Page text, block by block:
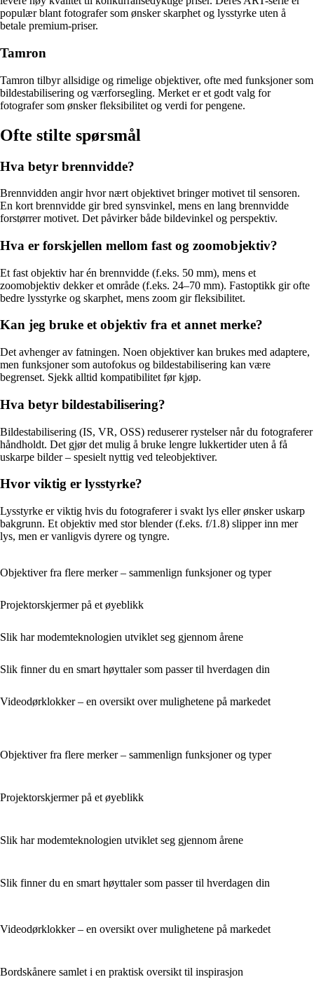
populær blant fotografer som ønsker skarphet og lysstyrke uten å
betale premium-priser.
Tamron
Tamron tilbyr allsidige og rimelige objektiver, ofte med funksjoner som
bildestabilisering og værforsegling. Merket er et godt valg for
fotografer som ønsker fleksibilitet og verdi for pengene.
Ofte stilte spørsmål
Hva betyr brennvidde?
Brennvidden angir hvor nært objektivet bringer motivet til sensoren.
En kort brennvidde gir bred synsvinkel, mens en lang brennvidde
forstørrer motivet. Det påvirker både bildevinkel og perspektiv.
Hva er forskjellen mellom fast og zoomobjektiv?
Et fast objektiv har én brennvidde (f.eks. 50 mm), mens et
zoomobjektiv dekker et område (f.eks. 24–70 mm). Fastoptikk gir ofte
bedre lysstyrke og skarphet, mens zoom gir fleksibilitet.
Kan jeg bruke et objektiv fra et annet merke?
Det avhenger av fatningen. Noen objektiver kan brukes med adaptere,
men funksjoner som autofokus og bildestabilisering kan være
begrenset. Sjekk alltid kompatibilitet før kjøp.
Hva betyr bildestabilisering?
Bildestabilisering (IS, VR, OSS) reduserer rystelser når du fotograferer
håndholdt. Det gjør det mulig å bruke lengre lukkertider uten å få
uskarpe bilder – spesielt nyttig ved teleobjektiver.
Hvor viktig er lysstyrke?
Lysstyrke er viktig hvis du fotograferer i svakt lys eller ønsker uskarp
bakgrunn. Et objektiv med stor blender (f.eks. f/1.8) slipper inn mer
lys, men er vanligvis dyrere og tyngre.
Objektiver fra flere merker – sammenlign funksjoner og typer
Projektorskjermer på et øyeblikk
Slik har modemteknologien utviklet seg gjennom årene
Slik finner du en smart høyttaler som passer til hverdagen din
Videodørklokker – en oversikt over mulighetene på markedet
Objektiver fra flere merker – sammenlign funksjoner og typer
Projektorskjermer på et øyeblikk
Slik har modemteknologien utviklet seg gjennom årene
Slik finner du en smart høyttaler som passer til hverdagen din
Videodørklokker – en oversikt over mulighetene på markedet
Bordskånere samlet i en praktisk oversikt til inspirasjon